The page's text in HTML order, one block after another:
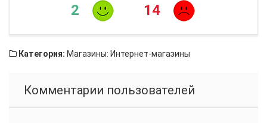
2 14
Категория: Магазины: Интернет-магазины
Комментарии пользователей